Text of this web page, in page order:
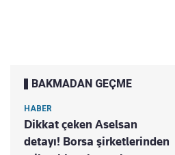
BAKMADAN GEÇME
HABER
Dikkat çeken Aselsan
detayı! Borsa şirketlerinden